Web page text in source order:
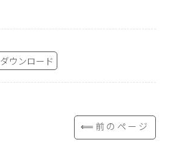
ダウンロード
⟸前のページ